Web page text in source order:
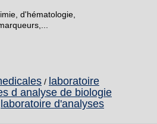
d'hématologie,
/ laboratoire
d analyse de biologie
laboratoire d'analyses